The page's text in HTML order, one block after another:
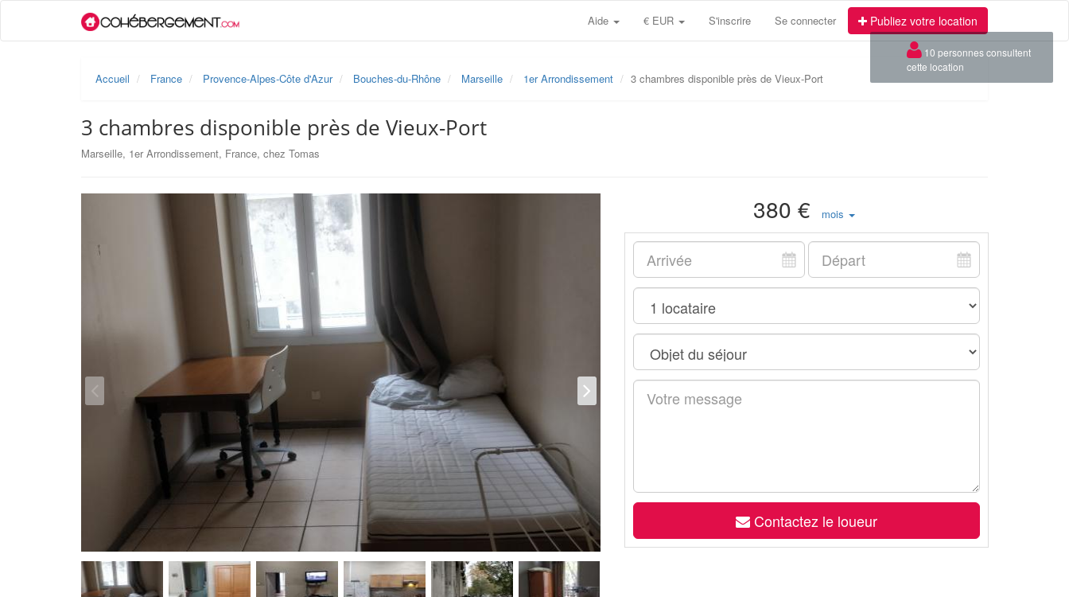
Aide € EUR S'inscrire Se connecter Publiez votre location
Accueil France Provence-Alpes-Côte d'Azur Bouches-du-Rhône Marseille 1er Arrondissement 3 chambres disponible près de Vieux-Port
3 chambres disponible près de Vieux-Port
Marseille, 1er Arrondissement, France, chez Tomas
380 € mois
Contactez le loueur
×
10 personnes consultent
cette location